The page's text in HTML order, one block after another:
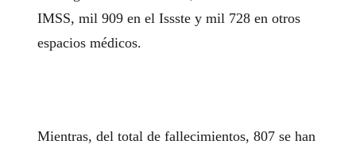
IMSS, mil 909 en el Issste y mil 728 en otros
espacios médicos.
Mientras, del total de fallecimientos, 807 se han